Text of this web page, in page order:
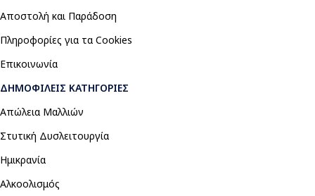
Αποστολή και Παράδοση
Πληροφορίες για τα Cookies
Επικοινωνία
ΔΗΜΟΦΙΛΕΊΣ ΚΑΤΗΓΟΡΊΕΣ
Απώλεια Μαλλιών
Στυτική Δυσλειτουργία
Ημικρανία
Αλκοολισμός